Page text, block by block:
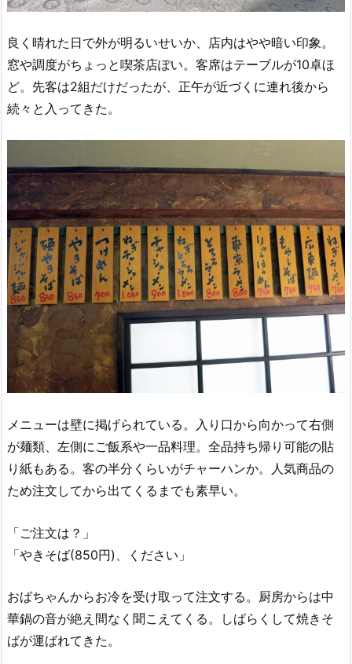
良く晴れた日で外が明るいせいか、店内はやや暗い印象。
窓や調度がちょっと喫茶店ぽい。客席はテーブルが10卓ほ
ど。先客は2組だけだったが、正午が近づくに連れ後から
続々と入ってきた。
メニューは壁に掲げられている。入り口から向かって右側
が麺類、左側にご飯系や一品料理。全品持ち帰り可能の貼
り紙もある。客の半分くらいがチャーハンか。人気商品の
ため注文してから出てくるまでも素早い。
「ご注文は？」
「やきそば(850円)、ください」
おばちゃんからお冷を受け取って注文する。厨房からは中
華鍋の音が絶え間なく聞こえてくる。しばらくして焼きそ
ばが運ばれてきた。